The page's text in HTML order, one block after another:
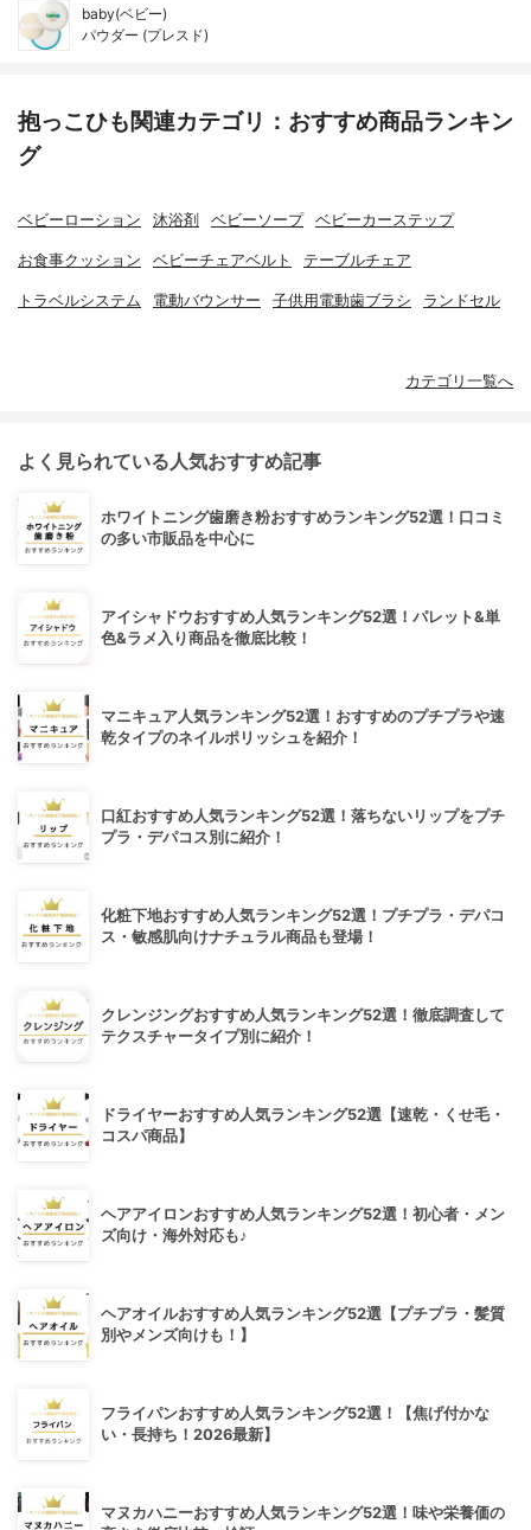
baby(ベビー)
パウダー (プレスド)
抱っこひも関連カテゴリ：おすすめ商品ランキン
グ
ベビーローション 沐浴剤 ベビーソープ ベビーカーステップ
お食事クッション ベビーチェアベルト テーブルチェア
トラベルシステム 電動バウンサー 子供用電動歯ブラシ ランドセル
カテゴリ一覧へ
よく見られている人気おすすめ記事
ホワイトニング歯磨き粉おすすめランキング52選！口コミ
の多い市販品を中心に
アイシャドウおすすめ人気ランキング52選！パレット&単
色&ラメ入り商品を徹底比較！
マニキュア人気ランキング52選！おすすめのプチプラや速
乾タイプのネイルポリッシュを紹介！
口紅おすすめ人気ランキング52選！落ちないリップをプチ
プラ・デパコス別に紹介！
化粧下地おすすめ人気ランキング52選！プチプラ・デパコ
ス・敏感肌向けナチュラル商品も登場！
クレンジングおすすめ人気ランキング52選！徹底調査して
テクスチャータイプ別に紹介！
ドライヤーおすすめ人気ランキング52選【速乾・くせ毛・
コスパ商品】
ヘアアイロンおすすめ人気ランキング52選！初心者・メン
ズ向け・海外対応も♪
ヘアオイルおすすめ人気ランキング52選【プチプラ・髪質
別やメンズ向けも！】
フライパンおすすめ人気ランキング52選！【焦げ付かな
い・長持ち！2026最新】
マヌカハニーおすすめ人気ランキング52選！味や栄養価の